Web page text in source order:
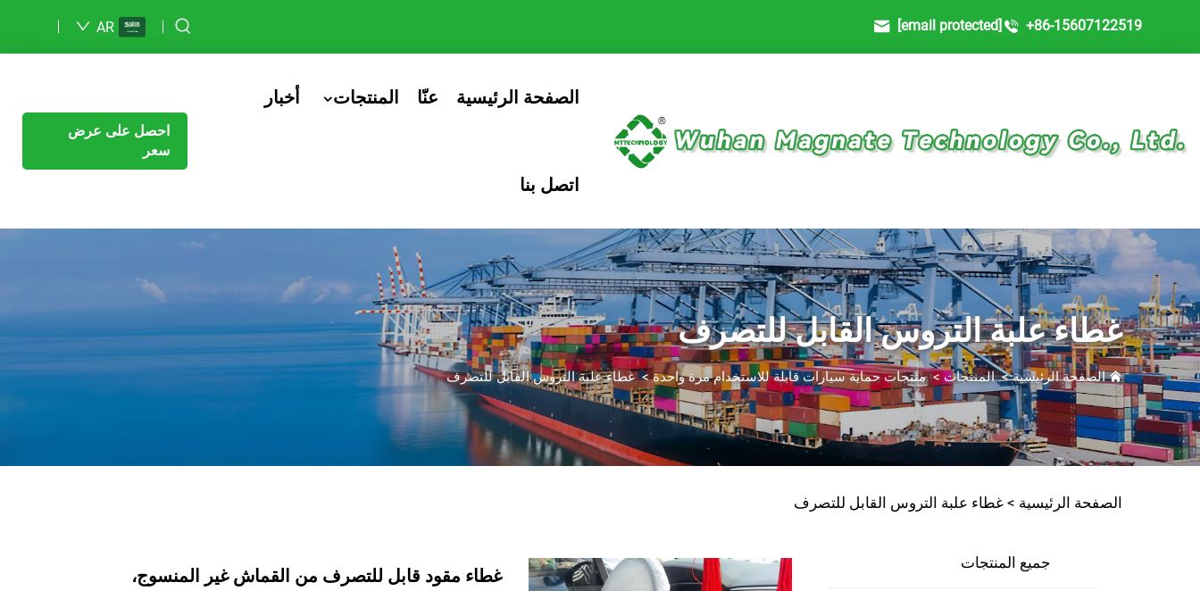
+86-15607122519
[email protected]
AR
الصفحة الرئيسية عنّا المنتجات أخبار
اتصل بنا
احصل على عرض
سعر
غطاء علبة التروس القابل للتصرف
الصفحة الرئيسية>المنتجات>منتجات حماية سيارات قابلة للاستخدام مرة واحدة>غطاء علبة التروس القابل للتصرف
الصفحة الرئيسية > غطاء علبة التروس القابل للتصرف
جميع المنتجات
غطاء مقود قابل للتصرف من القماش غير المنسوج،